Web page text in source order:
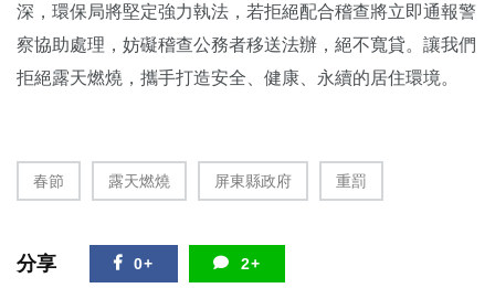
深，環保局將堅定強力執法，若拒絕配合稽查將立即通報警
察協助處理，妨礙稽查公務者移送法辦，絕不寬貸。讓我們
拒絕露天燃燒，攜手打造安全、健康、永續的居住環境。
春節 露天燃燒 屏東縣政府 重罰
分享 0+ 2+